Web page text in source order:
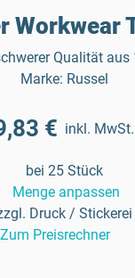
Workwear
Qualität aus
Marke: Russel
€ inkl. MwSt.
bei 25 Stück
Menge anpassen
Druck / Stickerei
Zum Preisrechner